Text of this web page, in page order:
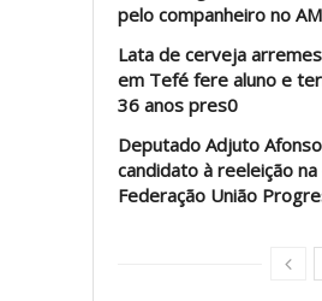
pelo companheiro no AM
Lata de cerveja
em Tefé fere aluno e
36 anos pres0
Deputado Adjuto
candidato à reeleição
Federação União